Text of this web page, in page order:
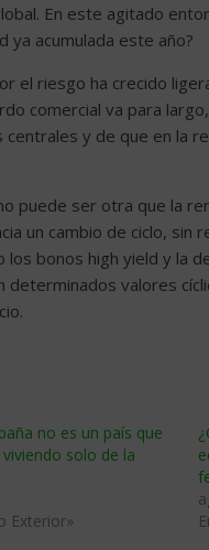
En este agitado
ya acumulada este año?
el riesgo ha crecido
comercial va para
y de que en la
puede ser otra que la
un cambio de ciclo, sin
bonos high yield y la
valores
no es un país que
solo de la
Exterior»